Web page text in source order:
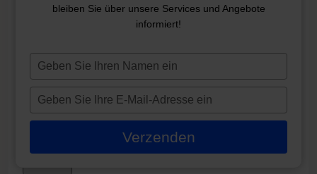
VL701S OVERLAY (6) 1P +
ZR-21980
20,48€
Auf Lager
bleiben Sie über unsere Services und Angebote
informiert!
Typ
naam
Typ
e-
in
Verzenden